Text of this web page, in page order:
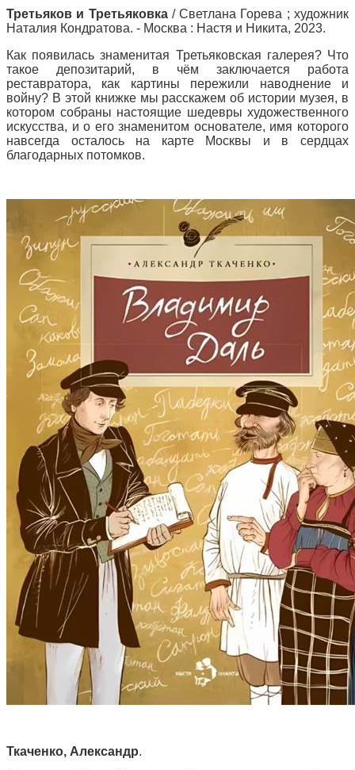
Третьяков и Третьяковка/ Светлана Горева ; художник
Наталия Кондратова. - Москва : Настя и Никита, 2023.
Как появилась знаменитая Третьяковская галерея? Что
такое депозитарий, в чём заключается работа
реставратора, как картины пережили наводнение и
войну? В этой книжке мы расскажем об истории музея, в
котором собраны настоящие шедевры художественного
искусства, и о его знаменитом основателе, имя которого
навсегда осталось на карте Москвы и в сердцах
благодарных потомков.
Ткаченко, Александр.